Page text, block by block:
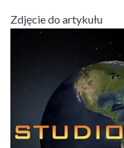
Zdjęcie do artykułu